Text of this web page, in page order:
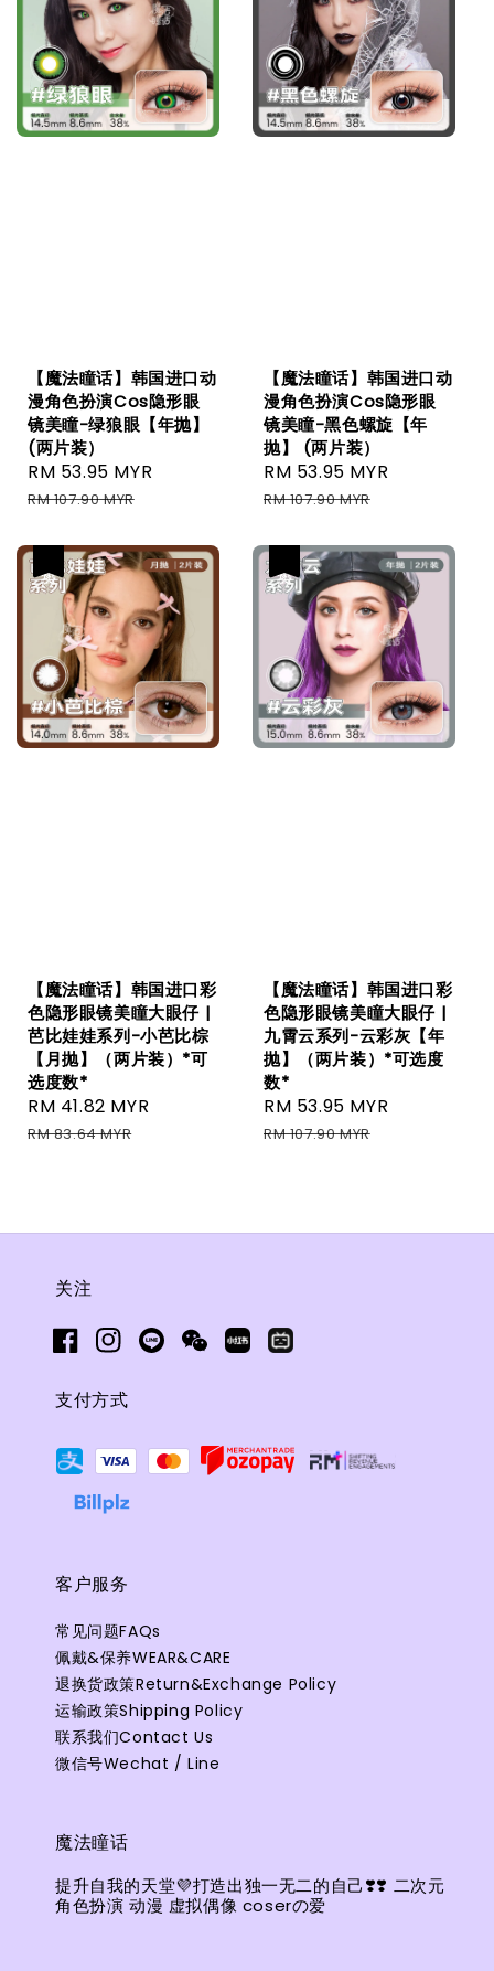
【魔法瞳话】韩国进口动
漫角色扮演Cos隐形眼
镜美瞳-绿狼眼【年抛】
(两片装）
Sale
price
RM 53.95 MYR
RM 107.90 MYR
【魔法瞳话】韩国进口动
漫角色扮演Cos隐形眼
镜美瞳-黑色螺旋【年
抛】 (两片装）
Sale
price
RM 53.95 MYR
RM 107.90 MYR
【魔法瞳话】韩国进口彩
色隐形眼镜美瞳大眼仔 |
芭比娃娃系列-小芭比棕
【月抛】（两片装）*可
选度数*
Sale
price
RM 41.82 MYR
RM 83.64 MYR
【魔法瞳话】韩国进口彩
色隐形眼镜美瞳大眼仔 |
九霄云系列-云彩灰【年
抛】（两片装）*可选度
数*
Sale
price
RM 53.95 MYR
RM 107.90 MYR
关注
支付方式
客户服务
常见问题FAQs
佩戴&保养WEAR&CARE
退换货政策Return&Exchange Policy
运输政策Shipping Policy
联系我们Contact Us
微信号Wechat / Line
魔法瞳话
提升自我的天堂💜打造出独一无二的自己❣️❣️ 二次元
角色扮演 动漫 虚拟偶像 coserの爱